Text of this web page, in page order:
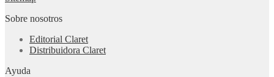
Sobre nosotros
Editorial Claret
Distribuidora Claret
Ayuda